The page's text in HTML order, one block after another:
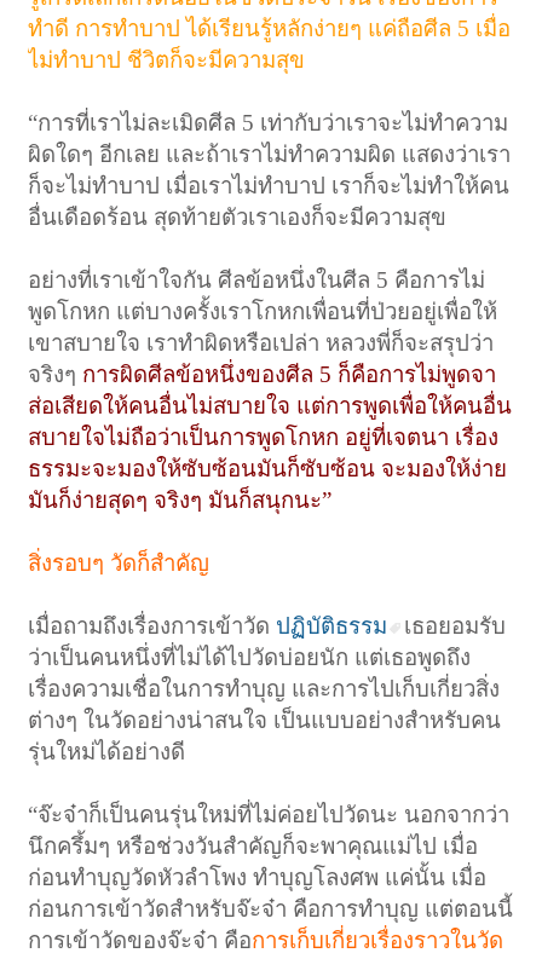
ทำดี การทำบาป ได้เรียนรู้หลักง่ายๆ แค่ถือศีล 5 เมื่อ
ไม่ทำบาป ชีวิตก็จะมีความสุข
“การที่เราไม่ละเมิดศีล 5 เท่ากับว่าเราจะไม่ทำความ
ผิดใดๆ อีกเลย และถ้าเราไม่ทำความผิด แสดงว่าเรา
ก็จะไม่ทำบาป เมื่อเราไม่ทำบาป เราก็จะไม่ทำให้คน
อื่นเดือดร้อน สุดท้ายตัวเราเองก็จะมีความสุข
อย่างที่เราเข้าใจกัน ศีลข้อหนึ่งในศีล 5 คือการไม่
พูดโกหก แต่บางครั้งเราโกหกเพื่อนที่ป่วยอยู่เพื่อให้
เขาสบายใจ เราทำผิดหรือเปล่า หลวงพี่ก็จะสรุปว่า
จริงๆ การผิดศีลข้อหนึ่งของศีล 5 ก็คือการไม่พูดจา
ส่อเสียดให้คนอื่นไม่สบายใจ แต่การพูดเพื่อให้คนอื่น
สบายใจไม่ถือว่าเป็นการพูดโกหก อยู่ที่เจตนา เรื่อง
ธรรมะจะมองให้ซับซ้อนมันก็ซับซ้อน จะมองให้ง่าย
มันก็ง่ายสุดๆ จริงๆ มันก็สนุกนะ”
สิ่งรอบๆ วัดก็สำคัญ
เมื่อถามถึงเรื่องการเข้าวัด ปฏิบัติธรรม
เธอยอมรับ
ว่าเป็นคนหนึ่งที่ไม่ได้ไปวัดบ่อยนัก แต่เธอพูดถึง
เรื่องความเชื่อในการทำบุญ และการไปเก็บเกี่ยวสิ่ง
ต่างๆ ในวัดอย่างน่าสนใจ เป็นแบบอย่างสำหรับคน
รุ่นใหม่ได้อย่างดี
“จ๊ะจ๋าก็เป็นคนรุ่นใหม่ที่ไม่ค่อยไปวัดนะ นอกจากว่า
นึกครึ้มๆ หรือช่วงวันสำคัญก็จะพาคุณแม่ไป เมื่อ
ก่อนทำบุญวัดหัวลำโพง ทำบุญโลงศพ แค่นั้น เมื่อ
ก่อนการเข้าวัดสำหรับจ๊ะจ๋า คือการทำบุญ แต่ตอนนี้
การเข้าวัดของจ๊ะจ๋า คือการเก็บเกี่ยวเรื่องราวในวัด